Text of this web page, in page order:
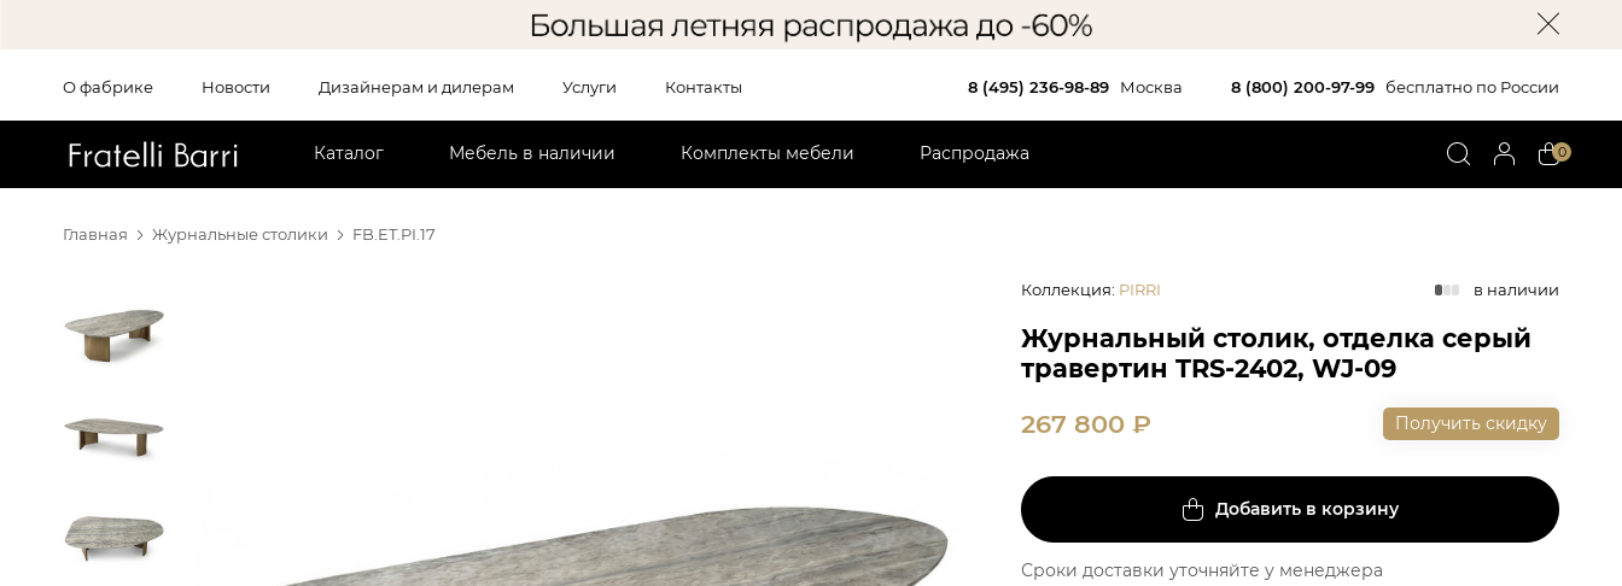
О фабрике Новости Дизайнерам и дилерам Услуги Контакты 8 (495) 236-98-89 Москва 8 (800) 200-97-99 бесплатно по России
Каталог Мебель в наличии Комплекты мебели Распродажа 0
Главная Журнальные столики FB.ET.PI.17
Коллекция: PIRRI в наличии
Журнальный столик, отделка серый
травертин TRS-2402, WJ-09
267 800 ₽ Получить скидку
Добавить в корзину
Сроки доставки уточняйте у менеджера